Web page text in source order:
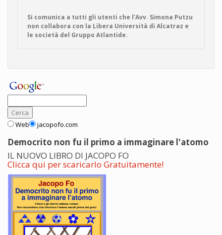
Si comunica a tutti gli utenti che l'Avv. Simona Putzu
non collabora con la Libera Università di Alcatraz e
le società del Gruppo Atlantide.
Web jacopofo.com
Democrito non fu il primo a immaginare l'atomo
IL NUOVO LIBRO DI JACOPO FO
Clicca qui per scaricarlo Gratuitamente!